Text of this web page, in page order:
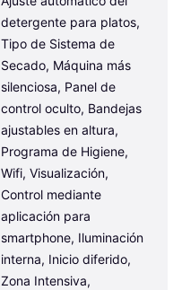
detergente para platos,
Tipo de Sistema de
Secado, Máquina más
silenciosa, Panel de
control oculto, Bandejas
ajustables en altura,
Programa de Higiene,
Wifi, Visualización,
Control mediante
aplicación para
smartphone, Iluminación
interna, Inicio diferido,
Zona Intensiva,